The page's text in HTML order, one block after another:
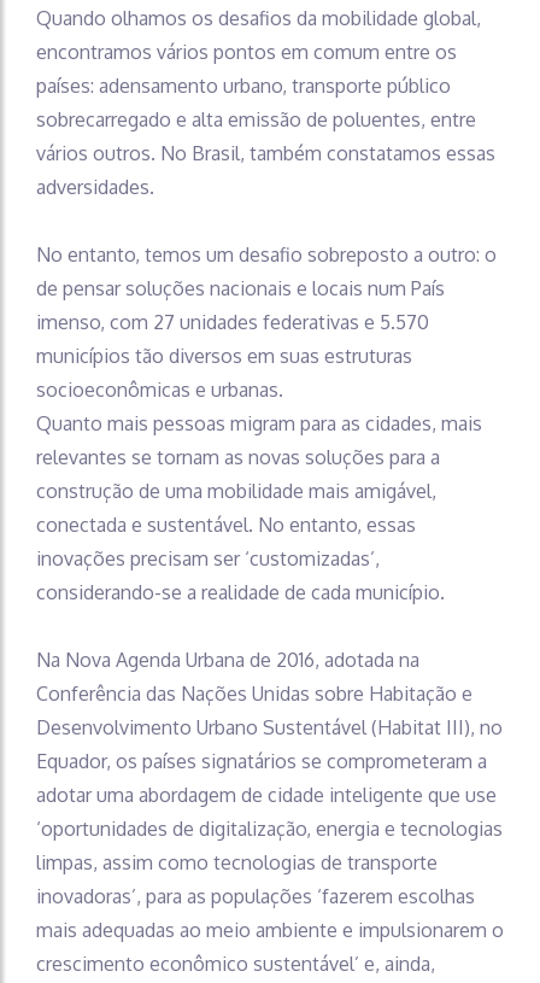
Quando olhamos os desafios da mobilidade global,
encontramos vários pontos em comum entre os
países: adensamento urbano, transporte público
sobrecarregado e alta emissão de poluentes, entre
vários outros. No Brasil, também constatamos essas
adversidades.
No entanto, temos um desafio sobreposto a outro: o
de pensar soluções nacionais e locais num País
imenso, com 27 unidades federativas e 5.570
municípios tão diversos em suas estruturas
socioeconômicas e urbanas.
Quanto mais pessoas migram para as cidades, mais
relevantes se tornam as novas soluções para a
construção de uma mobilidade mais amigável,
conectada e sustentável. No entanto, essas
inovações precisam ser ‘customizadas’,
considerando-se a realidade de cada município.
Na Nova Agenda Urbana de 2016, adotada na
Conferência das Nações Unidas sobre Habitação e
Desenvolvimento Urbano Sustentável (Habitat III), no
Equador, os países signatários se comprometeram a
adotar uma abordagem de cidade inteligente que use
‘oportunidades de digitalização, energia e tecnologias
limpas, assim como tecnologias de transporte
inovadoras’, para as populações ‘fazerem escolhas
mais adequadas ao meio ambiente e impulsionarem o
crescimento econômico sustentável’ e, ainda,